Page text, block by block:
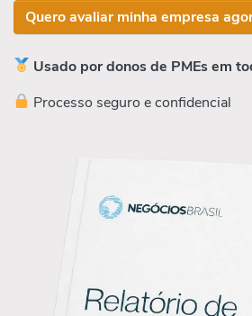
Quero avaliar minha empresa
Usado por donos de PMEs em
Processo seguro e confidencial